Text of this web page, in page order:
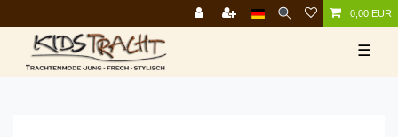
0,00 EUR
☰